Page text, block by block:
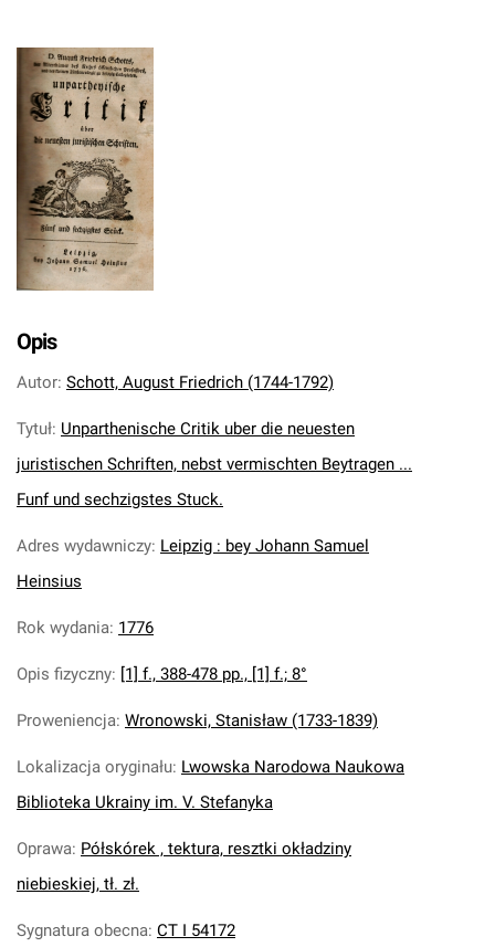
Opis
Autor: Schott, August Friedrich (1744-1792)
Tytuł: Unparthenische Critik uber die neuesten
juristischen Schriften, nebst vermischten Beytragen ...
Funf und sechzigstes Stuck.
Adres wydawniczy: Leipzig : bey Johann Samuel
Heinsius
Rok wydania: 1776
Opis fizyczny: [1] f., 388-478 pp., [1] f.; 8°
Proweniencja: Wronowski, Stanisław (1733-1839)
Lokalizacja oryginału: Lwowska Narodowa Naukowa
Biblioteka Ukrainy im. V. Stefanyka
Oprawa: Półskórek , tektura, resztki okładziny
niebieskiej, tł. zł.
Sygnatura obecna: CT I 54172